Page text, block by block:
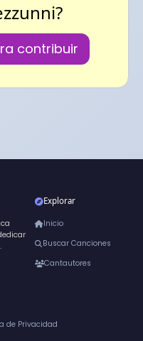
contribuir
Explorar
Inicio
Buscar Canciones
Cantautores
de Privacidad